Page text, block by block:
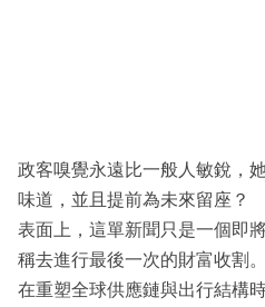
政客嗅覺永遠比一般人敏銳，
味道，並且提前為未來留座？
表面上，這單新聞只是一個即
稱去進行最後一次的財富收割
在重塑全球供應鏈與出行結構